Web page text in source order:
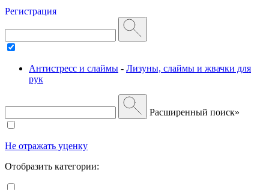
Регистрация
Антистресс и слаймы - Лизуны, слаймы и жвачки для
рук
Расширенный поиск»
Не отражать уценку
Отобразить категории: